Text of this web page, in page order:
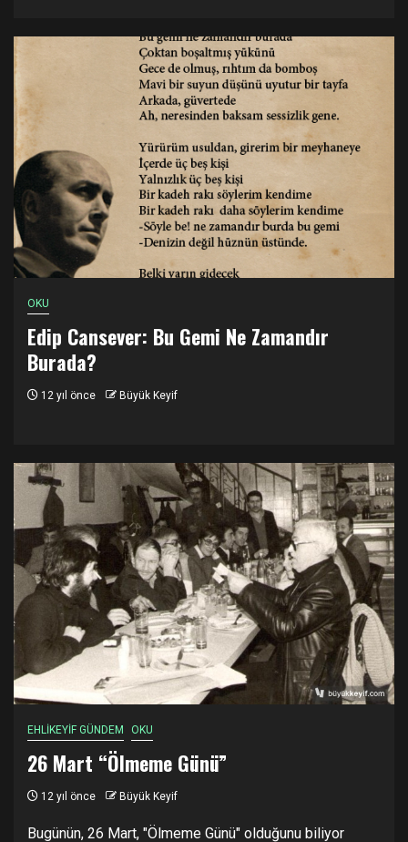
OKU
Edip Cansever: Bu Gemi Ne Zamandır
Burada?
12 yıl önce Büyük Keyif
EHLİKEYİF GÜNDEM OKU
26 Mart “Ölmeme Günü”
12 yıl önce Büyük Keyif
Bugünün, 26 Mart, "Ölmeme Günü" olduğunu biliyor